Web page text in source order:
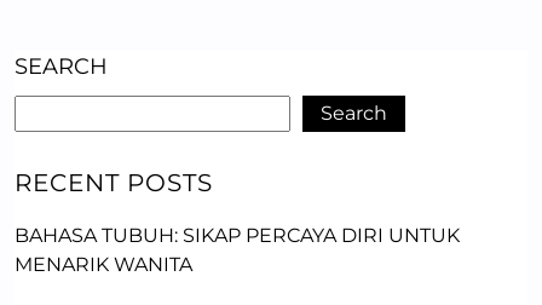
SEARCH
Search
RECENT POSTS
BAHASA TUBUH: SIKAP PERCAYA DIRI UNTUK
MENARIK WANITA